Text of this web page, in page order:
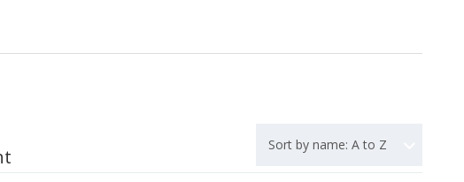
Sort by name: A to Z